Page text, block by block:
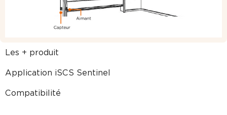
Les + produit
Application iSCS Sentinel
Compatibilité